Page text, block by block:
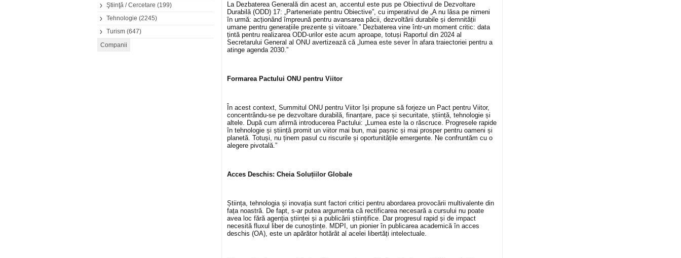
Ştiinţă / Cercetare (199)
Tehnologie (2245)
Turism (647)
La Dezbaterea Generală din acest an, accentul este pus pe Obiectivul de Dezvoltare
Durabilă (ODD) 17: „Parteneriate pentru Obiective”, cu imperativul de „A nu lăsa pe nimeni
în urmă: acționând împreună pentru avansarea păcii, dezvoltării durabile și demnității
umane pentru generațiile prezente și viitoare.” Dezbaterea vine într-un moment critic: data
țintă pentru realizarea ODD-urilor este acum aproape, totuși Raportul din 2024 al
Secretarului General al ONU avertizează că „lumea este sever în afara traiectoriei pentru a
atinge agenda 2030.”
Formarea Pactului ONU pentru Viitor
În acest context, Summitul ONU pentru Viitor își propune să forjeze un Pact pentru Viitor,
concentrându-se pe dezvoltare durabilă, finanțare, pace și securitate, știință, tehnologie și
altele. După cum afirmă introducerea Pactului: „Lumea este la o răscruce. Progresele rapide
în tehnologie și știință promit un viitor mai bun, mai pașnic și mai prosper pentru oameni și
planetă. Totuși, nu ținem pasul cu riscurile și oportunitățile emergente. Ne confruntăm cu o
alegere pivotală.”
Acces Deschis: Cheia Soluțiilor Globale
Știința, tehnologia și inovația sunt factori critici pentru abordarea provocării multivalente din
fața noastră. De fapt, s-ar putea argumenta că rectificarea necesară a cursului nu poate
avea loc fără agenția științei și a publicării științifice. Dar progresul rapid și de impact
necesită fluxul liber de cunoștințe. MDPI, un pionier în publicarea academică în acces
deschis (OA), este un apărător hotărât al acelei libertăți intelectuale.